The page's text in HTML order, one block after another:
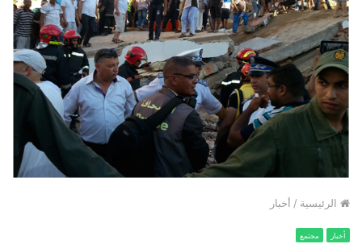
الرئيسية / أخبار
أخبار مجتمع